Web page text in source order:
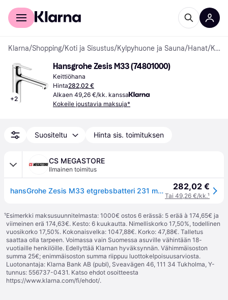
Kuluttajille
Klarna/Shopping/Koti ja Sisustus/Kylpyhuone ja Sauna/Hanat/ Keittiöhanoja
+2
Hansgrohe Zesis M33 (74801000)
Keittiöhana
Hinta282,02 €
Alkaen 49,26 €/kk. kanssa
Kokeile joustavia maksuja*
Suositeltu Hinta sis. toimituksen
CS MEGASTORE
Ilmainen toimitus
hansGrohe Zesis M33 etgrebsbatteri 231 mm tud t/kv/udtr.br., forkr 282,02 €
Tai 49,26 €/kk.¹
¹Esimerkki maksusuunnitelmasta: 1000€ ostos 6 erässä: 5 erää à 174,65€ ja
viimeinen erä 174,63€. Kesto: 6 kuukautta. Nimelliskorko 17,50%, todellinen
vuosikorko 17,50%. Kokonaisvelka: 1047,88€. Korko: 47,88€. Talletus
saattaa olla tarpeen. Voimassa vain Suomessa asuville vähintään 18-
vuotiaille henkilöille. Edellyttää Klarnan hyväksynnän. Vähimmäisoston
summa 25€; enimmäisoston summa riippuu luottokelpoisuusarviosta.
Luotonantaja: Klarna Bank AB (publ), Sveavägen 46, 111 34 Tukholma, Y-
tunnus: 556737-0431. Katso ehdot osoitteesta
https://www.klarna.com/fi/ehdot/.